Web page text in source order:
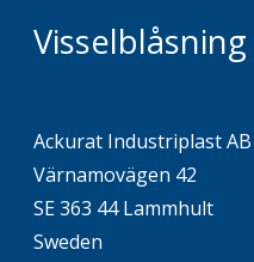
Visselblåsning
Ackurat Industriplast AB
Värnamovägen 42
SE 363 44 Lammhult
Sweden